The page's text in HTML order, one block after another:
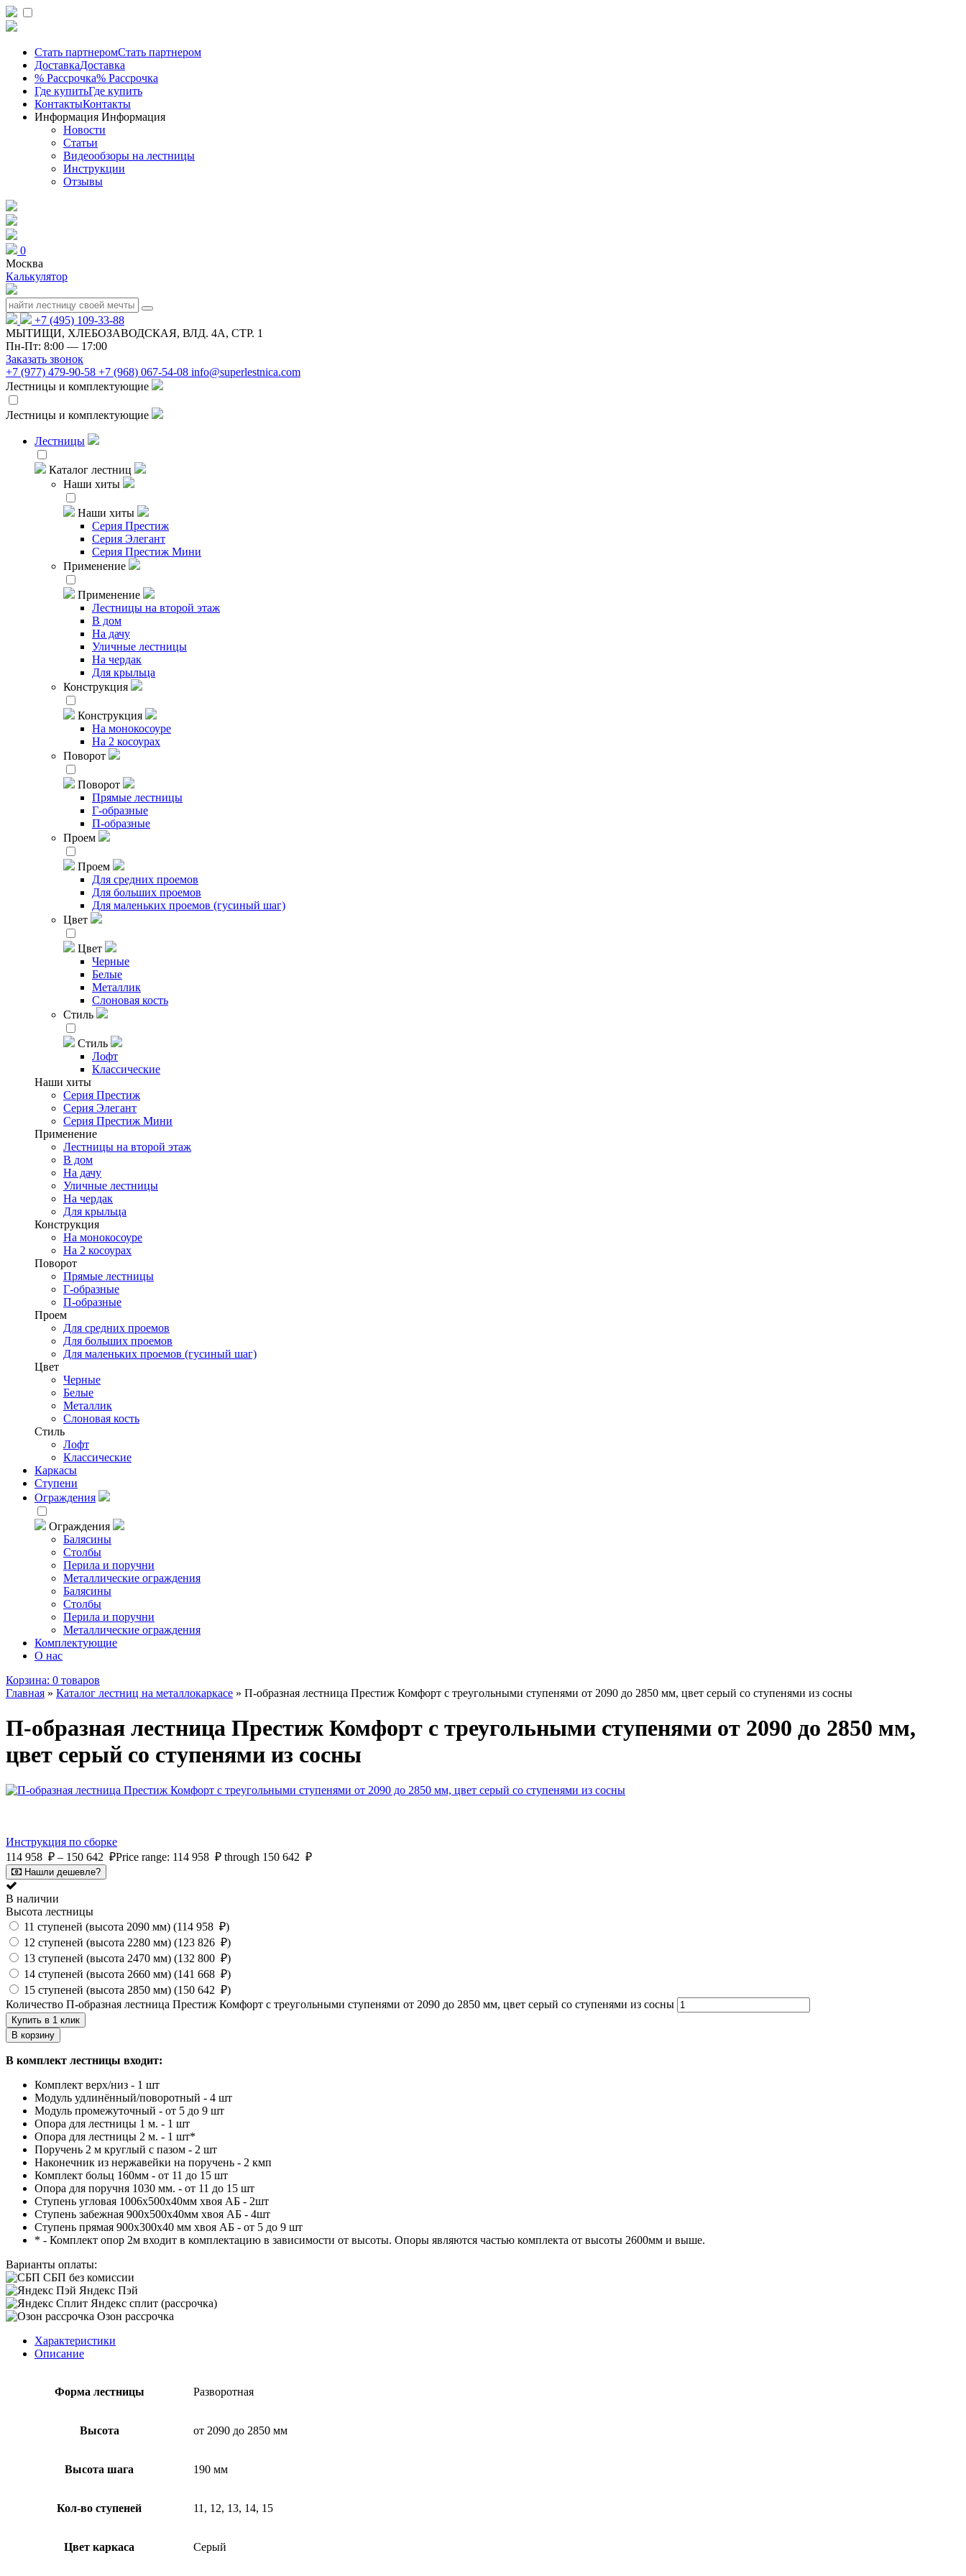
Стать партнеромСтать партнером
ДоставкаДоставка
% Рассрочка% Рассрочка
Где купитьГде купить
КонтактыКонтакты
Информация Информация
Новости
Статьи
Видеообзоры на лестницы
Инструкции
Отзывы
0
Москва
Калькулятор
+7 (495) 109-33-88
МЫТИЩИ, ХЛЕБОЗАВОДСКАЯ, ВЛД. 4А, СТР. 1
Пн-Пт: 8:00 — 17:00
Заказать звонок
+7 (977) 479-90-58 +7 (968) 067-54-08 info@superlestnica.com
Лестницы и комплектующие
Лестницы и комплектующие
Лестницы
Каталог лестниц
Наши хиты
Наши хиты
Серия Престиж
Серия Элегант
Серия Престиж Мини
Применение
Применение
Лестницы на второй этаж
В дом
На дачу
Уличные лестницы
На чердак
Для крыльца
Конструкция
Конструкция
На монокосоуре
На 2 косоурах
Поворот
Поворот
Прямые лестницы
Г-образные
П-образные
Проем
Проем
Для средних проемов
Для больших проемов
Для маленьких проемов (гусиный шаг)
Цвет
Цвет
Черные
Белые
Металлик
Слоновая кость
Стиль
Стиль
Лофт
Классические
Наши хиты
Серия Престиж
Серия Элегант
Серия Престиж Мини
Применение
Лестницы на второй этаж
В дом
На дачу
Уличные лестницы
На чердак
Для крыльца
Конструкция
На монокосоуре
На 2 косоурах
Поворот
Прямые лестницы
Г-образные
П-образные
Проем
Для средних проемов
Для больших проемов
Для маленьких проемов (гусиный шаг)
Цвет
Черные
Белые
Металлик
Слоновая кость
Стиль
Лофт
Классические
Каркасы
Ступени
Ограждения
Ограждения
Балясины
Столбы
Перила и поручни
Металлические ограждения
Балясины
Столбы
Перила и поручни
Металлические ограждения
Комплектующие
О нас
Корзина: 0 товаров
Главная » Каталог лестниц на металлокаркасе » П-образная лестница Престиж Комфорт с треугольными ступенями от 2090 до 2850 мм, цвет серый со ступенями из сосны
П-образная лестница Престиж Комфорт с треугольными ступенями от 2090 до 2850 мм,
цвет серый со ступенями из сосны
Инструкция по сборке
114 958 ₽ – 150 642 ₽Price range: 114 958 ₽ through 150 642 ₽
Нашли дешевле?
В наличии
Высота лестницы
11 ступеней (высота 2090 мм) (114 958 ₽)
12 ступеней (высота 2280 мм) (123 826 ₽)
13 ступеней (высота 2470 мм) (132 800 ₽)
14 ступеней (высота 2660 мм) (141 668 ₽)
15 ступеней (высота 2850 мм) (150 642 ₽)
Количество П-образная лестница Престиж Комфорт с треугольными ступенями от 2090 до 2850 мм, цвет серый со ступенями из сосны
Купить в 1 клик
В корзину
В комплект лестницы входит:
Комплект верх/низ - 1 шт
Модуль удлинённый/поворотный - 4 шт
Модуль промежуточный - от 5 до 9 шт
Опора для лестницы 1 м. - 1 шт
Опора для лестницы 2 м. - 1 шт*
Поручень 2 м круглый с пазом - 2 шт
Наконечник из нержавейки на поручень - 2 кмп
Комплект больц 160мм - от 11 до 15 шт
Опора для поручня 1030 мм. - от 11 до 15 шт
Ступень угловая 1006х500х40мм хвоя АБ - 2шт
Ступень забежная 900х500х40мм хвоя АБ - 4шт
Ступень прямая 900х300х40 мм хвоя АБ - от 5 до 9 шт
* - Комплект опор 2м входит в комплектацию в зависимости от высоты. Опоры являются частью комплекта от высоты 2600мм и выше.
Варианты оплаты:
СБП без комиссии
Яндекс Пэй
Яндекс сплит (рассрочка)
Озон рассрочка
Характеристики
Описание
Форма лестницы Разворотная
Высота от 2090 до 2850 мм
Высота шага 190 мм
Кол-во ступеней 11, 12, 13, 14, 15
Цвет каркаса Серый